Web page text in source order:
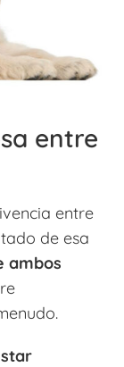
entre
entre
de esa
ambos